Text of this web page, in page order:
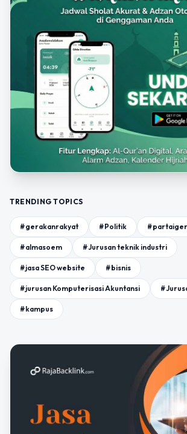
TRENDING TOPICS
#gerakanrakyat #Politik
#almasoem #Jurusan teknik industri
#jasa SEO website #bisnis
#jurusan Komputerisasi Akuntansi
#kampus